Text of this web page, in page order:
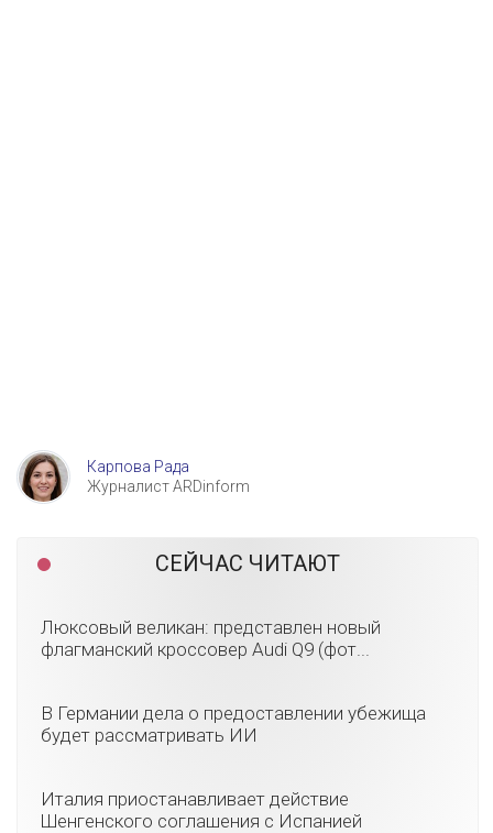
Карпова Рада
Журналист ARDinform
СЕЙЧАС ЧИТАЮТ
Люксовый великан: представлен новый
флагманский кроссовер Audi Q9 (фот...
В Германии дела о предоставлении убежища
будет рассматривать ИИ
Италия приостанавливает действие
Шенгенского соглашения с Испанией